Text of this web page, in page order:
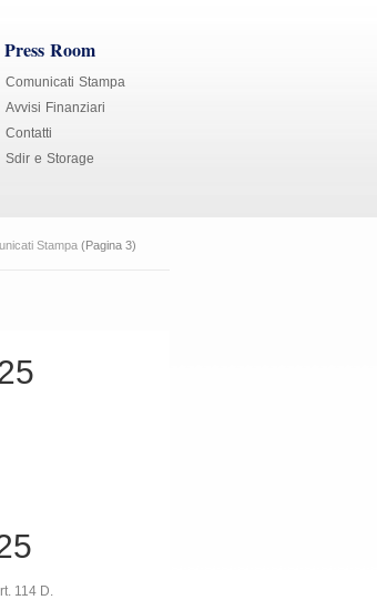
Press Room
Comunicati Stampa
Avvisi Finanziari
Contatti
Sdir e Storage
Stampa (Pagina 3)
114 D.